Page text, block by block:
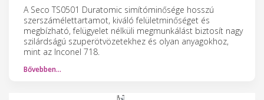
A Seco TS0501 Duratomic simítóminősége hosszú
szerszámélettartamot, kiváló felületminőséget és
megbízható, felügyelet nélküli megmunkálást biztosít nagy
szilárdságú szuperötvözetekhez és olyan anyagokhoz,
mint az Inconel 718.
Bővebben…